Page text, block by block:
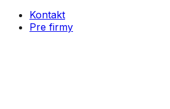
Kontakt
Pre firmy